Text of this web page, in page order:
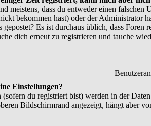
meistens, dass du entweder einen
bekommen hast) oder der Administrator
Es ist durchaus üblich, dass
dich erneut zu registrieren und tauche
Einstellungen?
(sofern du registriert bist) werden in der
Bildschirmrand angezeigt, hängt aber